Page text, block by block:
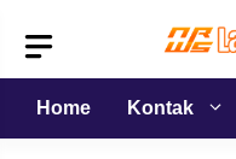
isi
Home
Kontak